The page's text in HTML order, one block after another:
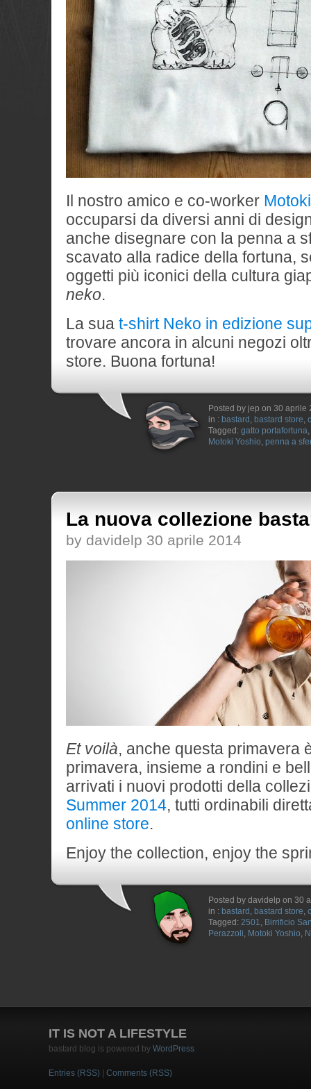
Il nostro amico e co-worker
occuparsi da diversi anni di
anche disegnare con la penna a
scavato alla radice della fortuna,
oggetti più iconici della cultura
neko.
La sua t-shirt Neko in edizione
trovare ancora in alcuni negozi
store. Buona fortuna!
Posted by jep on 30 aprile
in : bastard , bastard store,
Tagged: gatto portafortuna,
Motoki Yoshio, penna a
La nuova collezione
by davidelp 30 aprile 2014
Et voilà, anche questa primavera
primavera, insieme a rondini e
arrivati i nuovi prodotti della
Summer 2014, tutti ordinabili
online store.
Enjoy the collection, enjoy the
Posted by davidelp on 30
in : bastard , bastard store,
Tagged: 2501, Birrificio
Perazzoli, Motoki Yoshio,
IT IS NOT A LIFESTYLE
bastard blog is powered by WordPress
Entries (RSS) Comments (RSS)